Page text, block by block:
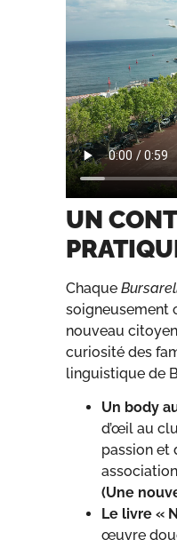
UN
Chaque
soigneusement
nouveau
curiosité des
linguistique de
Un body
d’œil au
passion et
(Une
Le livre «
œuvre